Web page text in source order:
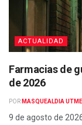
ACTUALIDAD
Farmacias de
de 2026
POR MASQUEALDIA
9 de agosto de